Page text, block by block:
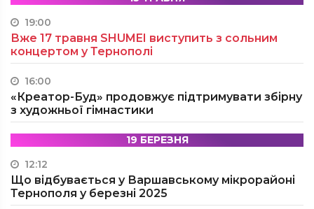
19:00
Вже 17 травня SHUMEI виступить з сольним
концертом у Тернополі
16:00
«Креатор-Буд» продовжує підтримувати збірну
з художньої гімнастики
19 БЕРЕЗНЯ
12:12
Що відбувається у Варшавському мікрорайоні
Тернополя у березні 2025